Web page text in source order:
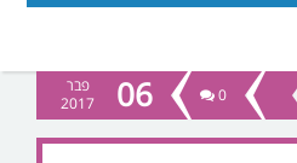
06
פבר
2017
0